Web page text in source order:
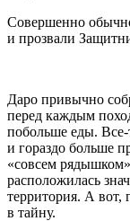
Совершенно
и прозвали
Даро привычно
перед каждым
побольше еды.
и гораздо больше
«совсем
расположилась
территория. А вот,
в тайну.